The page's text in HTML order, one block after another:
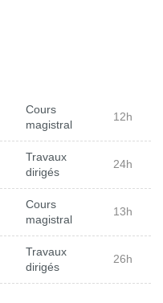
Cours
magistral
12h
Travaux
dirigés
24h
Cours
magistral
13h
Travaux
dirigés
26h